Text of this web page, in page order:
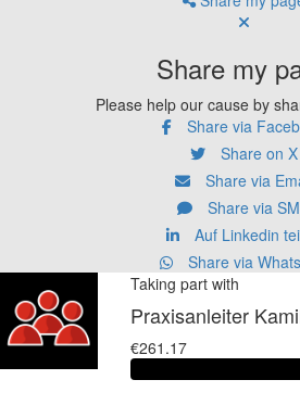
Share my
Please help our cause by
Share via
Share on X
Share via
Share via
Auf Linkedin
Share via
Taking part with
Praxisanleiter
€261.17